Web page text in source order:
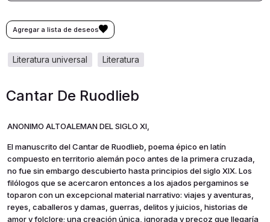
literatura
literatura universal
Cantar De Ruodlieb
ANONIMO ALTOALEMAN DEL SIGLO XI,
El manuscrito del Cantar de Ruodlieb, poema épico en latín
compuesto en territorio alemán poco antes de la primera cruzada,
no fue sin embargo descubierto hasta principios del siglo XIX. Los
filólogos que se acercaron entonces a los ajados pergaminos se
toparon con un excepcional material narrativo: viajes y aventuras,
reyes, caballeros y damas, guerras, delitos y juicios, historias de
amor y folclore; una creación única, ignorada y precoz que llegaría